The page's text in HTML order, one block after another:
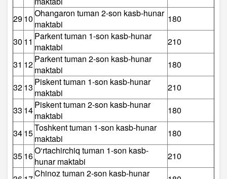
2910Ohangaron tuman 2-son kasb-hunar
maktabi
180
30 11 Parkent tuman 1-son kasb-hunar
maktabi
210
31 12Parkent tuman 2-son kasb-hunar
maktabi
180
3213 Piskent tuman 1-son kasb-hunar
maktabi
210
33 14Piskent tuman 2-son kasb-hunar
maktabi
180
3415Toshkent tuman 1-son kasb-hunar
maktabi
180
3516O‘rtachirchiq tuman 1-son kasb-
hunar maktabi
210
Chinoz tuman 2-son kasb-hunar